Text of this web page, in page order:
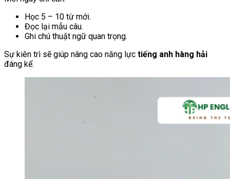
Học 5 – 10 từ mới.
Đọc lại mẫu câu.
Ghi chú thuật ngữ quan trọng.
Sự kiên trì sẽ giúp nâng cao năng lực tiếng anh hàng hải
đáng kể.